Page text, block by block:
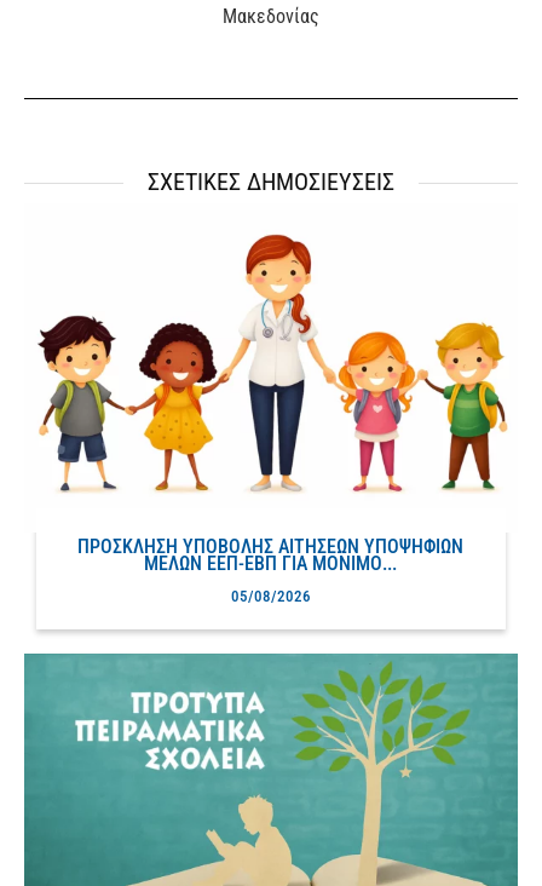
Μακεδονίας
ΣΧΕΤΙΚΕΣ ΔΗΜΟΣΙΕΥΣΕΙΣ
ΠΡΟΣΚΛΗΣΗ ΥΠΟΒΟΛΗΣ ΑΙΤΗΣΕΩΝ ΥΠΟΨΗΦΙΩΝ
ΜΕΛΩΝ ΕΕΠ-ΕΒΠ ΓΙΑ ΜΟΝΙΜΟ...
05/08/2026